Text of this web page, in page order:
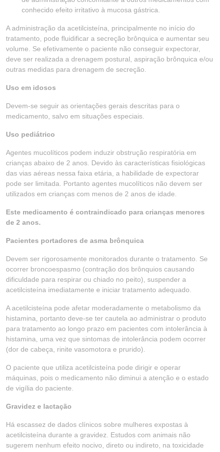
conhecido efeito irritativo à mucosa gástrica.
A administração da acetilcisteína, principalmente no início do
tratamento, pode fluidificar a secreção brônquica e aumentar seu
volume. Se efetivamente o paciente não conseguir expectorar,
deve ser realizada a drenagem postural, aspiração brônquica e/ou
outras medidas para drenagem de secreção.
Uso em idosos
Devem-se seguir as orientações gerais descritas para o
medicamento, salvo em situações especiais.
Uso pediátrico
Agentes mucolíticos podem induzir obstrução respiratória em
crianças abaixo de 2 anos. Devido às características fisiológicas
das vias aéreas nessa faixa etária, a habilidade de expectorar
pode ser limitada. Portanto agentes mucolíticos não devem ser
utilizados em crianças com menos de 2 anos de idade.
Este medicamento é contraindicado para crianças menores
de 2 anos.
Pacientes portadores de asma brônquica
Devem ser rigorosamente monitorados durante o tratamento. Se
ocorrer broncoespasmo (contração dos brônquios causando
dificuldade para respirar ou chiado no peito), suspender a
acetilcisteína imediatamente e iniciar tratamento adequado.
A acetilcisteína pode afetar moderadamente o metabolismo da
histamina, portanto deve-se ter cautela ao administrar o produto
para tratamento ao longo prazo em pacientes com intolerância à
histamina, uma vez que sintomas de intolerância podem ocorrer
(dor de cabeça, rinite vasomotora e prurido).
O paciente que utiliza acetilcisteína pode dirigir e operar
máquinas, pois o medicamento não diminui a atenção e o estado
de vigília do paciente.
Gravidez e lactação
Há escassez de dados clínicos sobre mulheres expostas à
acetilcisteína durante a gravidez. Estudos com animais não
sugerem nenhum efeito nocivo, direto ou indireto, na toxicidade